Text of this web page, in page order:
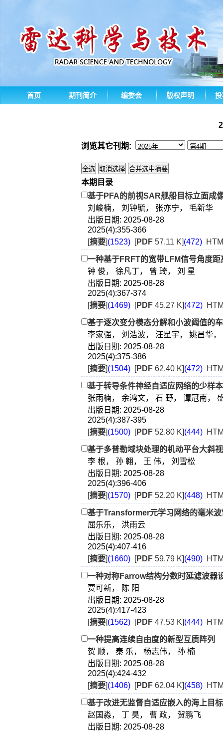
首页 期刊简介 编委会 版权声明
浏览其它刊期:
本期目录
基于PFA的前视SAR舰船目标立面成
刘峻楠， 刘钟毓， 张亦宁， 毛新华
出版日期: 2025-08-28
2025(4):355-366
[摘要](1523) [PDF 57.11 K](472)
一种基于FRFT的宽带LFM信号角度距
钟 俊， 徐凡丁， 曾 琦， 刘 星
出版日期: 2025-08-28
2025(4):367-374
[摘要](1469) [PDF 45.27 K](472)
基于逐次变分模态分解和小波阈值的
李家强， 刘浩波， 汪星宇， 姚昌华，
出版日期: 2025-08-28
2025(4):375-386
[摘要](1504) [PDF 62.40 K](472)
基于转导条件神经自适应网络的少样
张雨楠， 余鸿文， 石 野， 谭冠南，
出版日期: 2025-08-28
2025(4):387-395
[摘要](1500) [PDF 52.80 K](444)
基于多普勒域块处理的机动平台大斜
李 根， 孙 翱， 王 伟， 刘雪松
出版日期: 2025-08-28
2025(4):396-406
[摘要](1570) [PDF 52.20 K](448)
基于Transformer元学习网络的毫米
屈乐乐， 洪雨云
出版日期: 2025-08-28
2025(4):407-416
[摘要](1660) [PDF 59.79 K](490)
一种对称Farrow结构分数时延滤波器
贾可新， 陈 阳
出版日期: 2025-08-28
2025(4):417-423
[摘要](1562) [PDF 47.53 K](444)
一种提高连续自由度的新型互质阵列
贺 顺， 秦 乐， 杨志伟， 孙 楠
出版日期: 2025-08-28
2025(4):424-432
[摘要](1406) [PDF 62.04 K](458)
基于改进无监督自适应嵌入的海上目
赵国淼， 丁 昊， 曹 政， 贺鹏飞
出版日期: 2025-08-28